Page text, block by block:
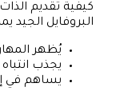
كيفية تقديم
البروفايل الجيد
يُظهر
يجذب
يساهم في